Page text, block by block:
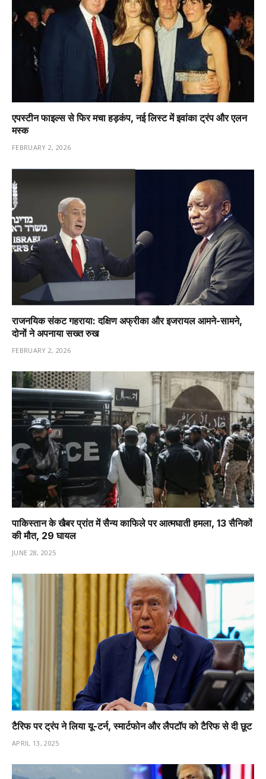
एपस्टीन फाइल्स से फिर मचा हड़कंप, नई लिस्ट में इवांका ट्रंप और एलन
मस्क
FEBRUARY 2, 2026
राजनयिक संकट गहराया: दक्षिण अफ्रीका और इजरायल आमने-सामने,
दोनों ने अपनाया सख्त रुख
FEBRUARY 2, 2026
पाकिस्तान के खैबर प्रांत में सैन्य काफिले पर आत्मघाती हमला, 13 सैनिकों
की मौत, 29 घायल
JUNE 28, 2025
टैरिफ पर ट्रंप ने लिया यू-टर्न, स्मार्टफोन और लैपटॉप को टैरिफ से दी छूट
APRIL 13, 2025